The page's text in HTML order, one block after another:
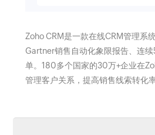
Zoho CRM是一款在线CRM管理系
Gartner销售自动化象限报告、连
单。180多个国家的30万+企业在
管理客户关系，提高销售线索转化